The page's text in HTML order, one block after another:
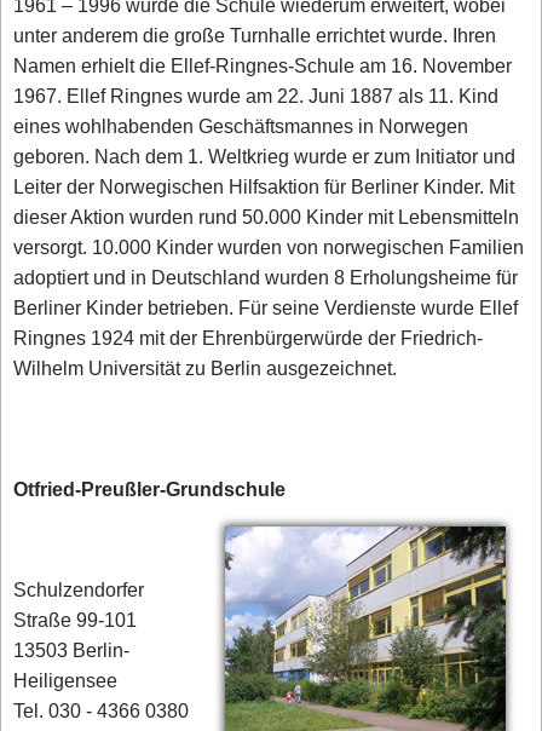
unter anderem die große Turnhalle errichtet wurde. Ihren
Namen erhielt die Ellef-Ringnes-Schule am 16. November
1967. Ellef Ringnes wurde am 22. Juni 1887 als 11. Kind
eines wohlhabenden Geschäftsmannes in Norwegen
geboren. Nach dem 1. Weltkrieg wurde er zum Initiator und
Leiter der Norwegischen Hilfsaktion für Berliner Kinder. Mit
dieser Aktion wurden rund 50.000 Kinder mit Lebensmitteln
versorgt. 10.000 Kinder wurden von norwegischen Familien
adoptiert und in Deutschland wurden 8 Erholungsheime für
Berliner Kinder betrieben. Für seine Verdienste wurde Ellef
Ringnes 1924 mit der Ehrenbürgerwürde der Friedrich-
Wilhelm Universität zu Berlin ausgezeichnet.
Otfried-Preußler-Grundschule
Schulzendorfer
Straße 99-101
13503 Berlin-
Heiligensee
Tel. 030 - 4366 0380